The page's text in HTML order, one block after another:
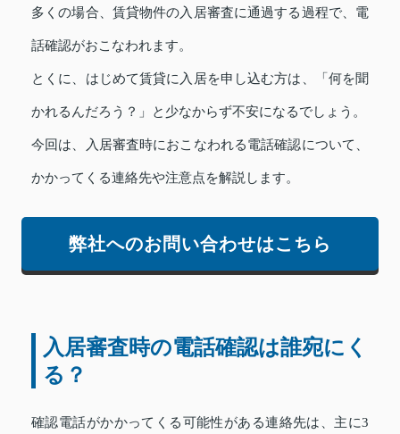
多くの場合、賃貸物件の入居審査に通過する過程で、電
話確認がおこなわれます。
とくに、はじめて賃貸に入居を申し込む方は、「何を聞
かれるんだろう？」と少なからず不安になるでしょう。
今回は、入居審査時におこなわれる電話確認について、
かかってくる連絡先や注意点を解説します。
弊社へのお問い合わせはこちら
入居審査時の電話確認は誰宛にく
る？
確認電話がかかってくる可能性がある連絡先は、主に3